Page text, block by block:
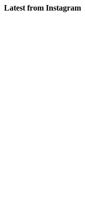
Latest from Instagram